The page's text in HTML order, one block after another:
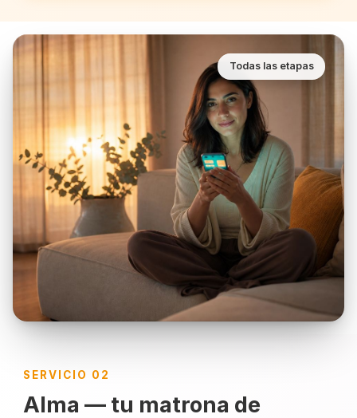
Todas las etapas
SERVICIO 02
Alma — tu matrona de